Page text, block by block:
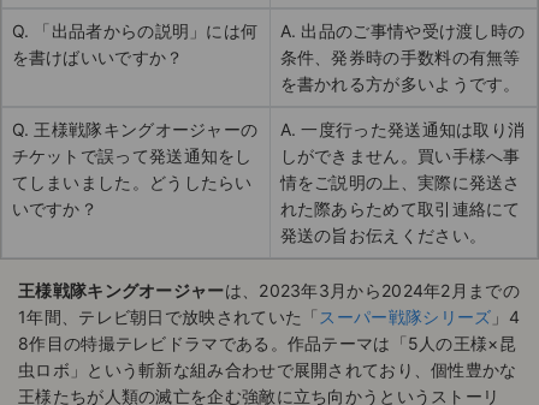
Q. 「出品者からの説明」には何
を書けばいいですか？
A. 出品のご事情や受け渡し時の
条件、発券時の手数料の有無等
を書かれる方が多いようです。
Q. 王様戦隊キングオージャーの
チケットで誤って発送通知をし
てしまいました。どうしたらい
いですか？
A. 一度行った発送通知は取り消
しができません。買い手様へ事
情をご説明の上、実際に発送さ
れた際あらためて取引連絡にて
発送の旨お伝えください。
王様戦隊キングオージャーは、2023年3月から2024年2月までの
1年間、テレビ朝日で放映されていた「スーパー戦隊シリーズ 」4
8作目の特撮テレビドラマである。作品テーマは「5人の王様×昆
虫ロボ」という斬新な組み合わせで展開されており、個性豊かな
王様たちが人類の滅亡を企む強敵に立ち向かうというストーリ